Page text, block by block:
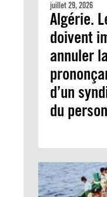
juillet 29, 2026
Algérie.
doivent
annuler
d’un
du